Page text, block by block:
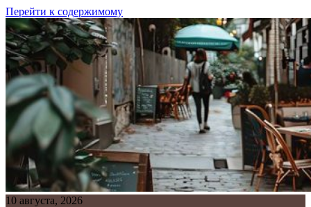
Перейти к содержимому
10 августа, 2026